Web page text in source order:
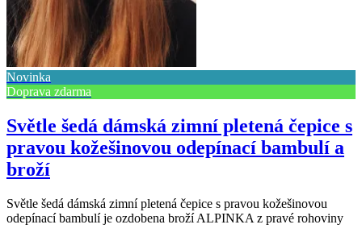
Novinka
Doprava zdarma
Světle šedá dámská zimní pletená čepice s
pravou kožešinovou odepínací bambulí a
broží
Světle šedá dámská zimní pletená čepice s pravou kožešinovou
odepínací bambulí je ozdobena broží ALPINKA z pravé rohoviny